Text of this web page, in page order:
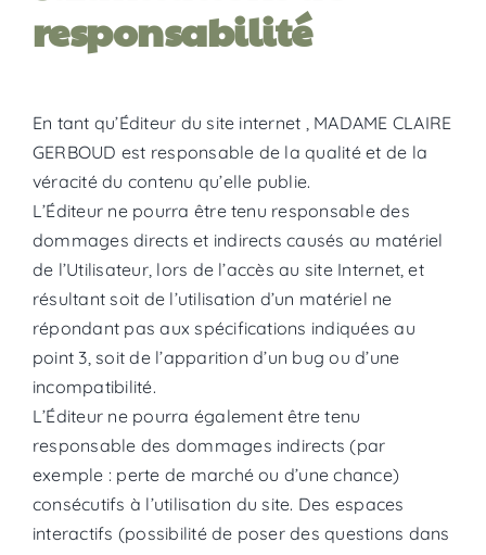
responsabilité
En tant qu’Éditeur du site internet , MADAME CLAIRE
GERBOUD est responsable de la qualité et de la
véracité du contenu qu’elle publie.
L’Éditeur ne pourra être tenu responsable des
dommages directs et indirects causés au matériel
de l’Utilisateur, lors de l’accès au site Internet, et
résultant soit de l’utilisation d’un matériel ne
répondant pas aux spécifications indiquées au
point 3, soit de l’apparition d’un bug ou d’une
incompatibilité.
L’Éditeur ne pourra également être tenu
responsable des dommages indirects (par
exemple : perte de marché ou d’une chance)
consécutifs à l’utilisation du site. Des espaces
interactifs (possibilité de poser des questions dans